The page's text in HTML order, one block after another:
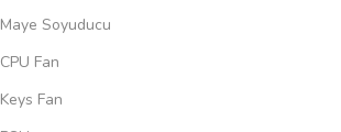
Maye Soyuducu
CPU Fan
Keys Fan